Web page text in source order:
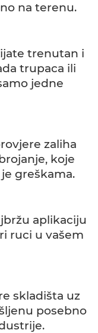
na terenu.
trenutan i
trupaca ili
jedne
zaliha
koje
greškama.
aplikaciju
ruci u vašem
skladišta uz
posebno